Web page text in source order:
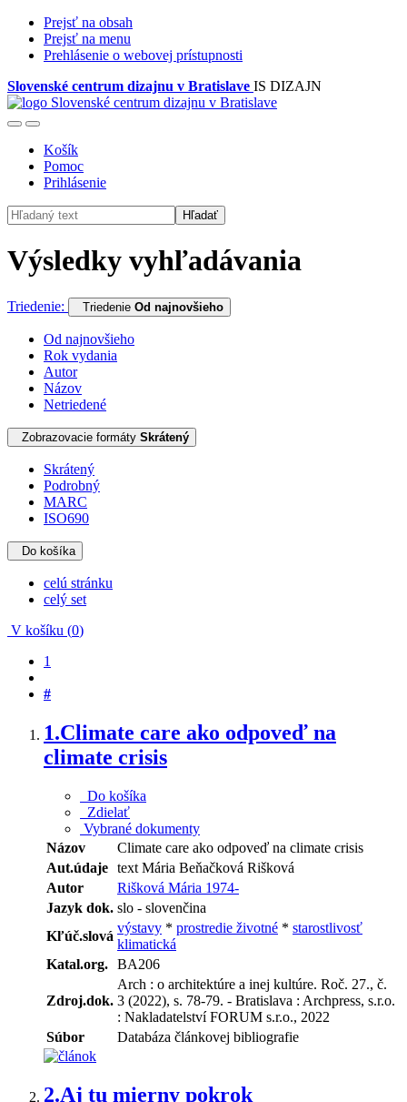
Prejsť na obsah
Prejsť na menu
Prehlásenie o webovej prístupnosti
Slovenské centrum dizajnu v Bratislave IS DIZAJN
Košík
Pomoc
Prihlásenie
Hľadať
Výsledky vyhľadávania
Triedenie: Triedenie Od najnovšieho
Od najnovšieho
Rok vydania
Autor
Názov
Netriedené
Zobrazovacie formáty Skrátený
Skrátený
Podrobný
MARC
ISO690
Do košíka
celú stránku
celý set
V košíku (0)
1
#
1.Climate care ako odpoveď na
climate crisis
Do košíka
Zdielať
Vybrané dokumenty
Názov
Climate care ako odpoveď na climate crisis
Aut.údaje text Mária Beňačková Rišková
Autor
Rišková Mária 1974-
Jazyk dok. slo - slovenčina
Kľúč.slová
výstavy * prostredie životné * starostlivosť
klimatická
Katal.org. BA206
Zdroj.dok.
Arch : o architektúre a inej kultúre. Roč. 27., č.
3 (2022), s. 78-79. - Bratislava : Archpress, s.r.o.
: Nakladatelství FORUM s.r.o., 2022
Súbor
Databáza článkovej bibliografie
2.Aj tu mierny pokrok